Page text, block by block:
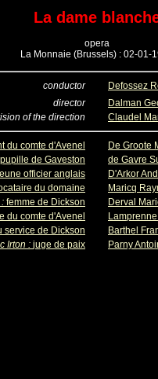
La dame
opera
La Monnaie (Brussels) : 02-01-
conductor
Defossez
director
Dalman
of the direction
Claudel
du comte d'Avenel
De Groote
pupille de Gaveston
de Gavre
officier anglais
D'Arkor
du domaine
Maricq
femme de Dickson
Derval
du comte d'Avenel
service de Dickson
Barthel
Irton : juge de paix Parny